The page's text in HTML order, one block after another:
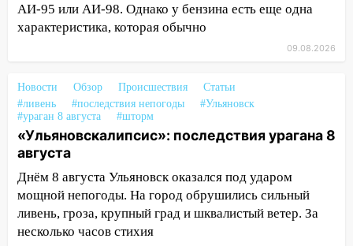
16:34 Из-за мощной непогоды в
Ульяновске отменили фестиваль «Наше
16:17
Мелекесский район первым в
Ульяновской области намолотил более
100 тысяч тонн зерна
15:17 В колледжи и техникумы
Ульяновской области подали более 10
тысяч заявлений
15:04
Фоторепортаж с улиц Ульяновска
после шторма: поваленные деревья и
АИ-95 или АИ-98. Однако у бензина есть еще одна
характеристика, которая обычно
09.08.2026
Новости Обзор Происшествия
Статьи
#ливень
#последствия непогоды
#Ульяновск
#ураган 8 августа
#шторм
«Ульяновскалипсис»: последствия урагана 8
августа
Днём 8 августа Ульяновск оказался под ударом
мощной непогоды. На город обрушились сильный
ливень, гроза, крупный град и шквалистый ветер. За
несколько часов стихия